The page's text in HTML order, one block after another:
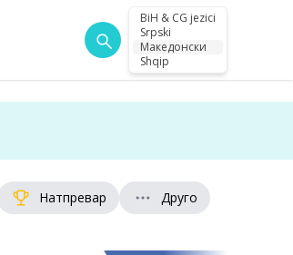
BiH & CG jezici
Srpski
Македонски
Shqip
Натпревар Друго